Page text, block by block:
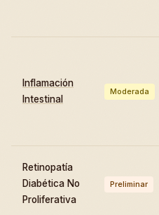
Inflamación
Intestinal
Moderada
Retinopatía
Diabética No
Proliferativa
Preliminar